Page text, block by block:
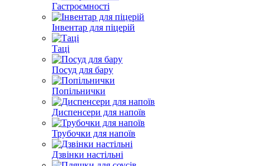
Гастроємності
Інвентар для піцерій
Таці
Посуд для бару
Попільнички
Диспенсери для напоїв
Трубочки для напоїв
Дзвінки настільні